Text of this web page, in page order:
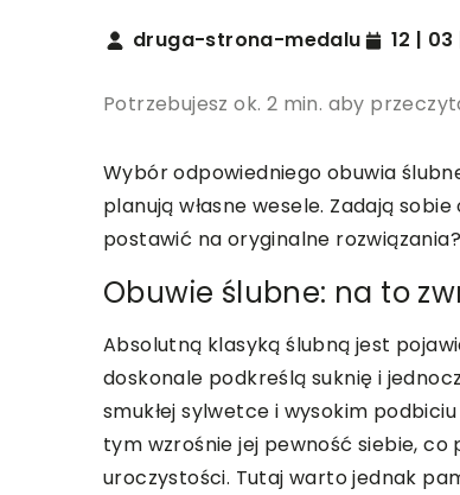
druga-strona-medalu 12 |
Potrzebujesz ok. 2 min. aby
Wybór odpowiedniego obuwia
planują własne wesele. Zadają
postawić na oryginalne rozwiązania?
Obuwie ślubne: na to
Absolutną klasyką ślubną jest
doskonale podkreślą suknię i
smukłej sylwetce i wysokim
tym wzrośnie jej pewność siebie, co
uroczystości. Tutaj warto jednak